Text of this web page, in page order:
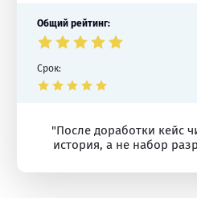
Общий рейтинг:
Срок:
"После доработки кейс
история, а не набор